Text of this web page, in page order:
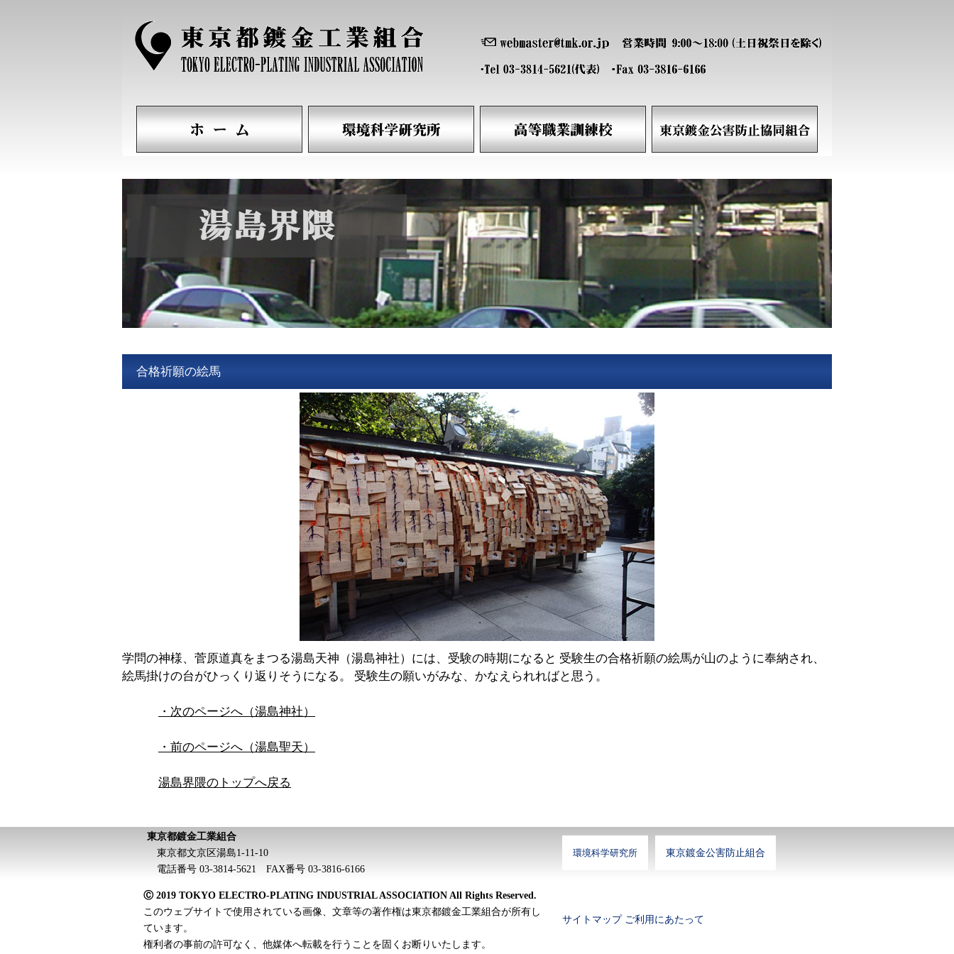
合格祈願の絵馬
学問の神様、菅原道真をまつる湯島天神（湯島神社）には、受験の時期になると 受験生の合格祈願の絵馬が山のように奉納され、
絵馬掛けの台がひっくり返りそうになる。 受験生の願いがみな、かなえられればと思う。
・次のページへ（湯島神社）
・前のページへ（湯島聖天）
湯島界隈のトップへ戻る
東京都鍍金工業組合
東京都文京区湯島1-11-10
電話番号 03-3814-5621 FAX番号 03-3816-6166
環境科学研究所 東京鍍金公害防止組合
Ⓒ 2019 TOKYO ELECTRO-PLATING INDUSTRIAL ASSOCIATION All Rights Reserved.
このウェブサイトで使用されている画像、文章等の著作権は東京都鍍金工業組合が所有し
ています。
権利者の事前の許可なく、他媒体へ転載を行うことを固くお断りいたします。
サイトマップ ご利用にあたって